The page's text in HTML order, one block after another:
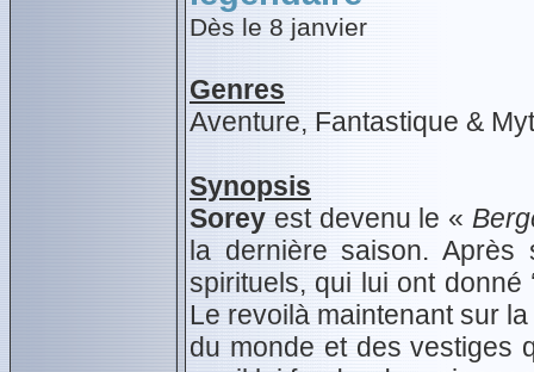
Dès le 8 janvier
Genres
Aventure, Fantastique &
Synopsis
Sorey est devenu le «
la dernière saison.
spirituels, qui lui ont donné
Le revoilà maintenant sur
du monde et des vestiges